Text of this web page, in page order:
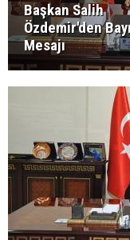
Başkan Salih
Özdemir'den
Mesajı